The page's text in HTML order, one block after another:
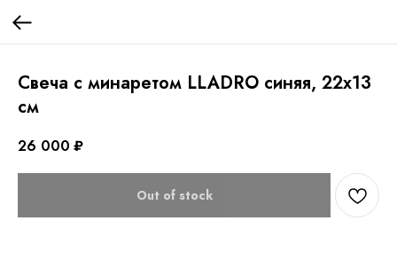
Свеча с минаретом LLADRO синяя, 22х13
см
26 000 ₽
Out of stock